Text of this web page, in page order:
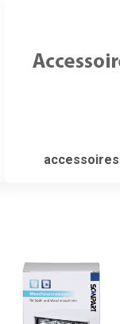
accessoires